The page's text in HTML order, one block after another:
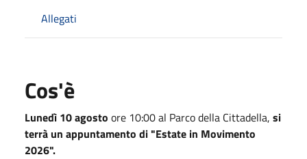
Allegati
Cos'è
Lunedì 10 agosto ore 10:00 al Parco della Cittadella, si
terrà un appuntamento di "Estate in Movimento
2026".